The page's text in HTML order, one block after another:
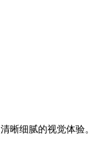
晰细腻的视觉体验。